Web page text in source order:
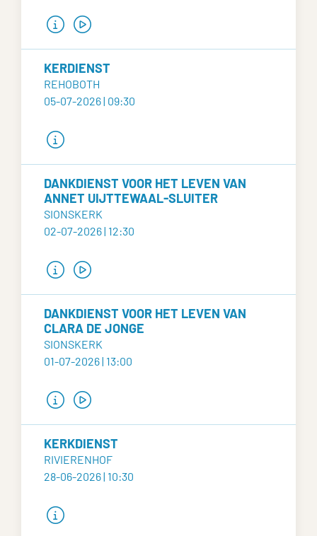
KERDIENST
REHOBOTH
05-07-2026 | 09:30
DANKDIENST VOOR HET LEVEN VAN
ANNET UIJTTEWAAL-SLUITER
SIONSKERK
02-07-2026 | 12:30
DANKDIENST VOOR HET LEVEN VAN
CLARA DE JONGE
SIONSKERK
01-07-2026 | 13:00
KERKDIENST
RIVIERENHOF
28-06-2026 | 10:30